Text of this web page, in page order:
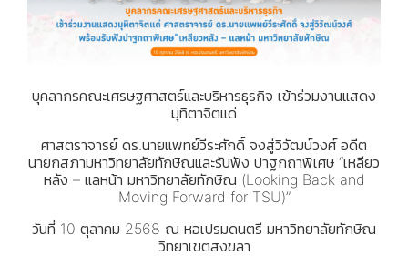
บุคลากรคณะเศรษฐศาสตร์และบริหารธุรกิจ เข้าร่วมงานแสดง
มุทิตาจิตแด่
ศาสตราจารย์ ดร.นายแพทย์วีระศักดิ์ จงสู่วิวัฒน์วงศ์ อดีต
นายกสภามหาวิทยาลัยทักษิณและรับฟัง ปาฐกถาพิเศษ “เหลียว
หลัง – แลหน้า มหาวิทยาลัยทักษิณ (Looking Back and
Moving Forward for TSU)”
วันที่ 10 ตุลาคม 2568 ณ หอเปรมดนตรี มหาวิทยาลัยทักษิณ
วิทยาเขตสงขลา